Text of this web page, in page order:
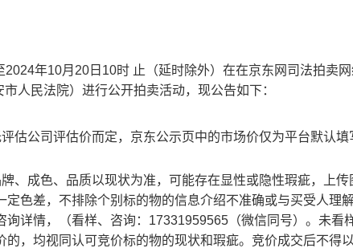
2024年10月20日10时 止（延时除外）在在京东网司法拍卖
人民法院）进行公开拍卖活动，现公告如下：
估公司评估价而定，京东公示页中的市场价仅为平台默认填
、成色、品质以现状为准，可能存在显性或隐性瑕疵，上传
色差，不排除个别标的物的信息介绍不准确或与买受人理
详情，（看样、咨询：17331959565（微信同号）。未看
，均视同认可竞价标的物的现状和瑕疵。竞价成交后不得